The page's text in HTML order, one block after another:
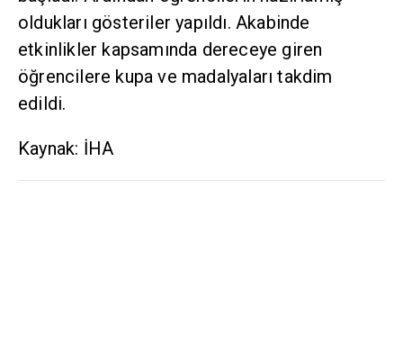
oldukları gösteriler yapıldı. Akabinde
etkinlikler kapsamında dereceye giren
öğrencilere kupa ve madalyaları takdim
edildi.
Kaynak: İHA